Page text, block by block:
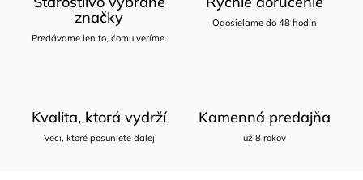
značky
Predávame len to, čomu veríme.
Odosielame do 48 hodín
Kvalita, ktorá vydrží
Veci, ktoré posuniete ďalej
Kamenná predajňa
už 8 rokov